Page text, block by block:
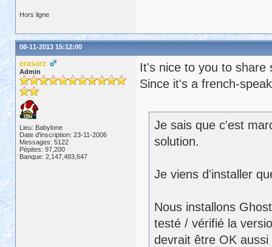
Hors ligne
08-11-2013 15:12:00
erasorz
Admin
Lieu: Babylone
Date d'inscription: 23-11-2006
Messages: 5122
Pépites: 97,200
Banque: 2,147,483,647
It's nice to you to share
Since it's a french-
Je sais que c'est
solution.
Je viens d'installer
Nous installons
testé / vérifié la
devrait être OK